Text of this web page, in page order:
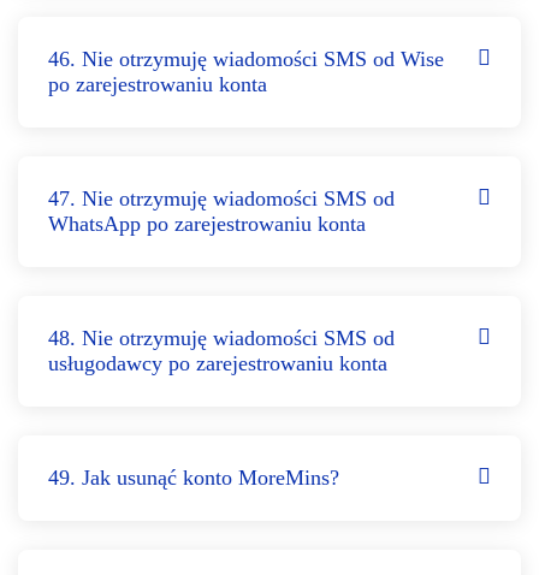
46. Nie otrzymuję wiadomości SMS od Wise
po zarejestrowaniu konta
47. Nie otrzymuję wiadomości SMS od
WhatsApp po zarejestrowaniu konta
48. Nie otrzymuję wiadomości SMS od
usługodawcy po zarejestrowaniu konta
49. Jak usunąć konto MoreMins?